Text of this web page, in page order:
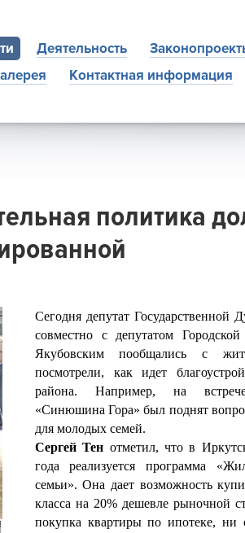
Деятельность
Контактная информация
политика
Сегодня депутат
совместно с депутатом
Якубовским пообщались с
посмотрели, как идет
района. Например, на
«Синюшина Гора» был поднят
для молодых семей.
Сергей Тен отметил, что в
года реализуется программа
семьи». Она дает возможность
класса на 20% дешевле рыночной
покупка квартиры по ипотеке, ни